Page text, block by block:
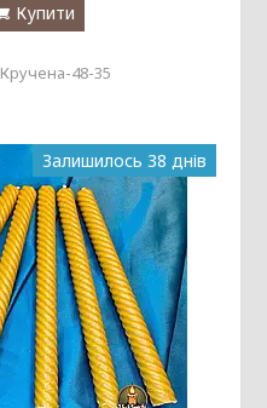
Купити
Кручена-48-35
Залишилось 38 днів